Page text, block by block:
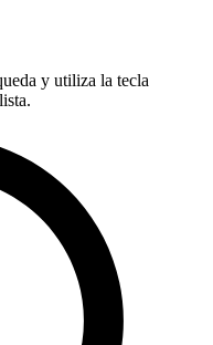
y utiliza la tecla